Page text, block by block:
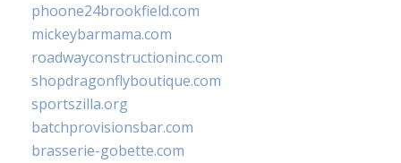
phoone24brookfield.com
mickeybarmama.com
roadwayconstructioninc.com
shopdragonflyboutique.com
sportszilla.org
batchprovisionsbar.com
brasserie-gobette.com